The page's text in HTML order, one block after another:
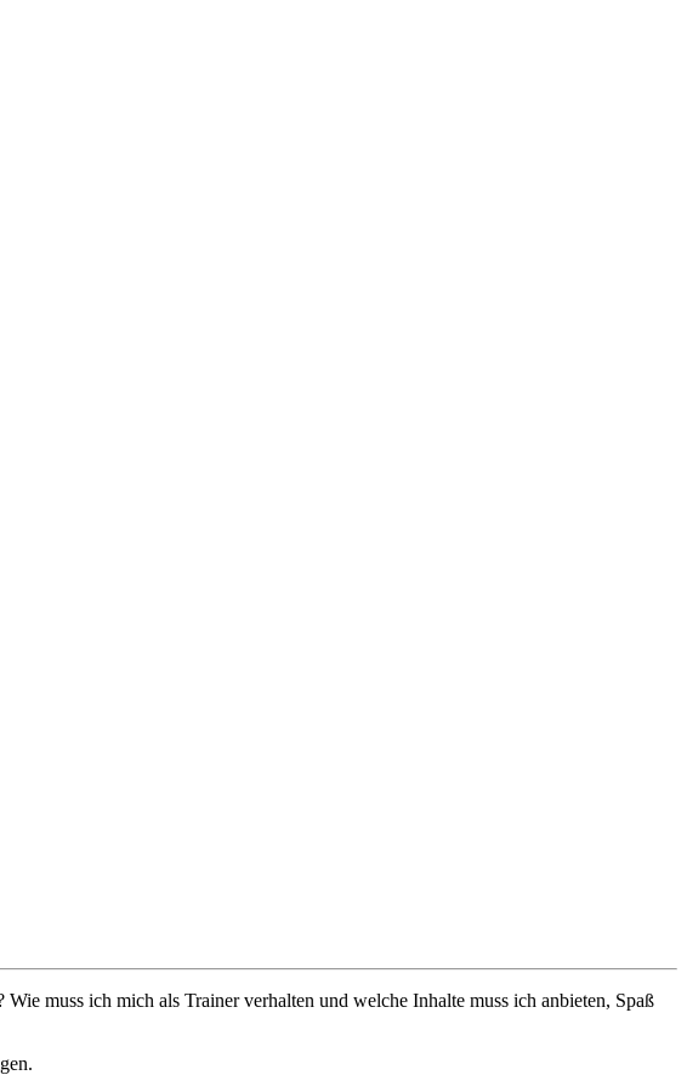
muss ich mich als Trainer verhalten und welche Inhalte muss ich anbieten, Spaß